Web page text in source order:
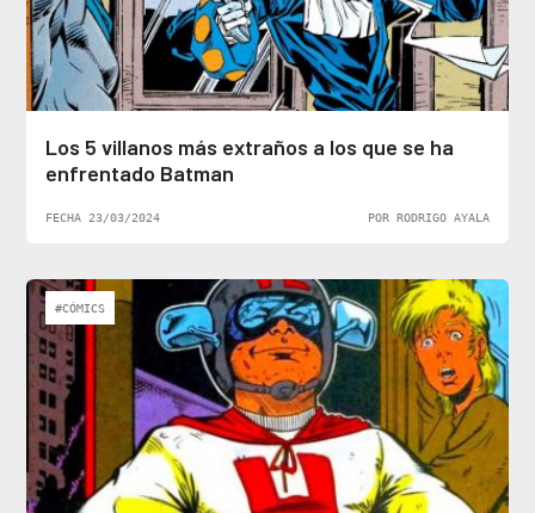
Los 5 villanos más extraños a los que se ha
enfrentado Batman
FECHA 23/03/2024 POR RODRIGO AYALA
#CÓMICS